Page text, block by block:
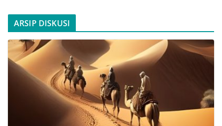
ARSIP DISKUSI